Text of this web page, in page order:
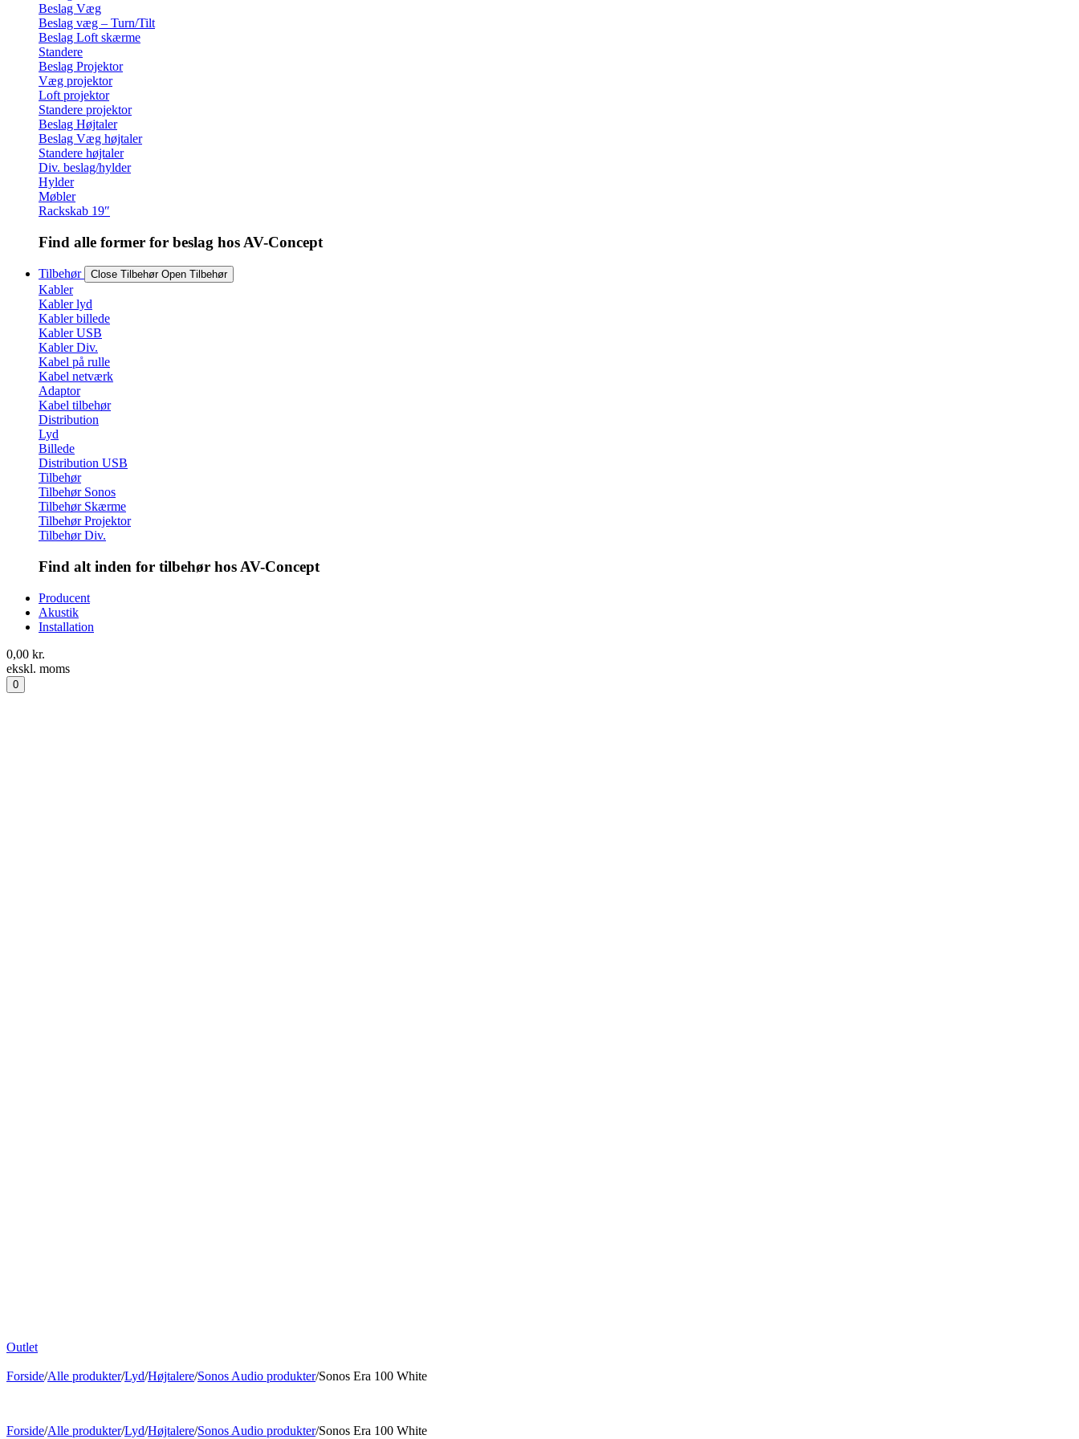
Beslag Væg
Beslag væg – Turn/Tilt
Beslag Loft skærme
Standere
Beslag Projektor
Væg projektor
Loft projektor
Standere projektor
Beslag Højtaler
Beslag Væg højtaler
Standere højtaler
Div. beslag/hylder
Hylder
Møbler
Rackskab 19″
Find alle former for beslag hos AV-Concept
Tilbehør Close Tilbehør Open Tilbehør
Kabler
Kabler lyd
Kabler billede
Kabler USB
Kabler Div.
Kabel på rulle
Kabel netværk
Adaptor
Kabel tilbehør
Distribution
Lyd
Billede
Distribution USB
Tilbehør
Tilbehør Sonos
Tilbehør Skærme
Tilbehør Projektor
Tilbehør Div.
Find alt inden for tilbehør hos AV-Concept
Producent
Akustik
Installation
0,00 kr.
ekskl. moms
0
Outlet
Forside/Alle produkter/Lyd/Højtalere/Sonos Audio produkter/Sonos Era 100 White
Forside/Alle produkter/Lyd/Højtalere/Sonos Audio produkter/Sonos Era 100 White